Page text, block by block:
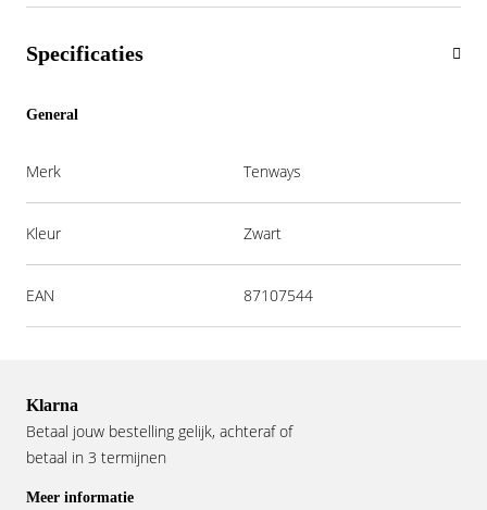
Specificaties
General
Merk Tenways
Kleur Zwart
EAN 87107544
Klarna
Betaal jouw bestelling gelijk, achteraf of
betaal in 3 termijnen
Meer informatie